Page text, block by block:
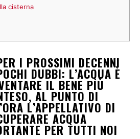
cisterna
I PROSSIMI DECENNI
DUBBI: L’ACQUA È
IL BENE PIÙ
AL PUNTO DI
L’APPELLATIVO DI
ACQUA
PER TUTTI NOI